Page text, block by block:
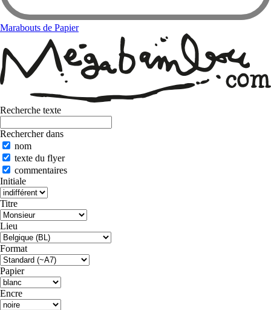
Marabouts de Papier
Recherche texte
Rechercher dans
nom
texte du flyer
commentaires
Initiale
Titre
Lieu
Format
Papier
Encre